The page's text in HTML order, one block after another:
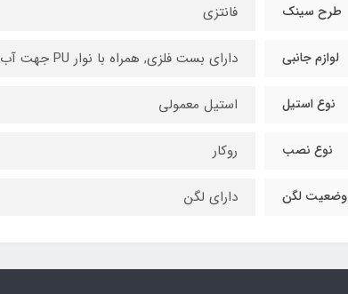
طرح سینک فانتزی
لوازم جانبی دارای بست فلزی, همراه با نوار PU جهت آب بندی بهتر, همراه با قطعات پلاستیکی جانبی
نوع استیل استیل معمولی
نوع نصب روکار
وضعیت لگن دارای لگن